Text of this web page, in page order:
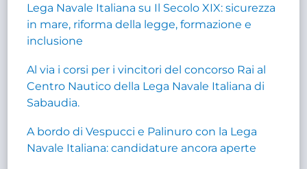
Lega Navale Italiana su Il Secolo XIX: sicurezza
in mare, riforma della legge, formazione e
inclusione
Al via i corsi per i vincitori del concorso Rai al
Centro Nautico della Lega Navale Italiana di
Sabaudia.
A bordo di Vespucci e Palinuro con la Lega
Navale Italiana: candidature ancora aperte